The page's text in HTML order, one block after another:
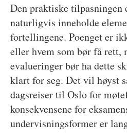
Den praktiske
naturligvis inneholde
fortellingene. Poenget er
eller hvem som bør få rett,
evalueringer bør ha dette
klart for seg. Det vil høyst
dagsreiser til Oslo for
konsekvensene for
undervisningsformer er